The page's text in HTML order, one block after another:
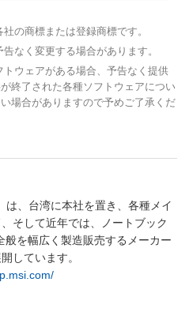
の商標または登録商標です。
なく変更する場合があります。
ウェアがある場合、予告なく提供
終了された各種ソフトウェアについ
場合がありますので予めご了承くだ
、台湾に本社を置き、各種メイ
そして近年では、ノートブック
を幅広く製造販売するメーカー
しています。